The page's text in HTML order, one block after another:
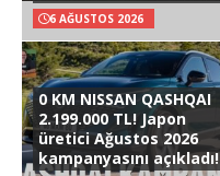
6 AĞUSTOS 2026
0 KM NISSAN QASHQAI
2.199.000 TL! Japon
üretici Ağustos 2026
kampanyasını açıkladı!